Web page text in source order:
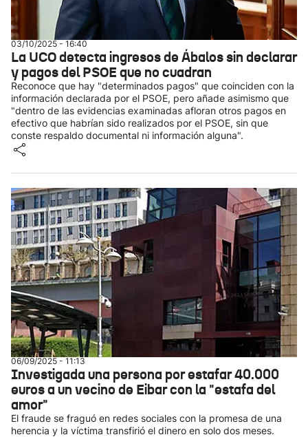
03/10/2025 - 16:40
La UCO detecta ingresos de Ábalos sin declarar
y pagos del PSOE que no cuadran
Reconoce que hay "determinados pagos" que coinciden con la
información declarada por el PSOE, pero añade asimismo que
"dentro de las evidencias examinadas afloran otros pagos en
efectivo que habrían sido realizados por el PSOE, sin que
conste respaldo documental ni información alguna".
06/09/2025 - 11:13
Investigada una persona por estafar 40.000
euros a un vecino de Eibar con la "estafa del
amor"
El fraude se fraguó en redes sociales con la promesa de una
herencia y la víctima transfirió el dinero en solo dos meses.